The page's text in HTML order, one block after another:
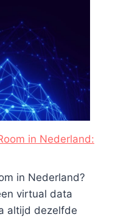
in Nederland:
in Nederland?
virtual data
altijd dezelfde